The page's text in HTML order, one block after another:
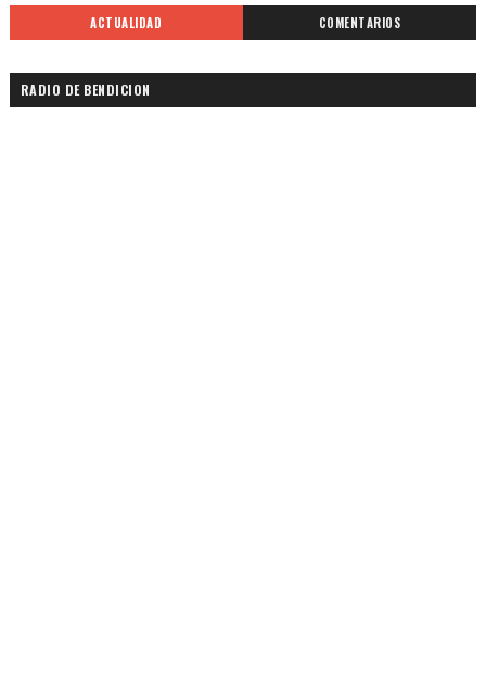
ACTUALIDAD COMENTARIOS
RADIO DE BENDICION